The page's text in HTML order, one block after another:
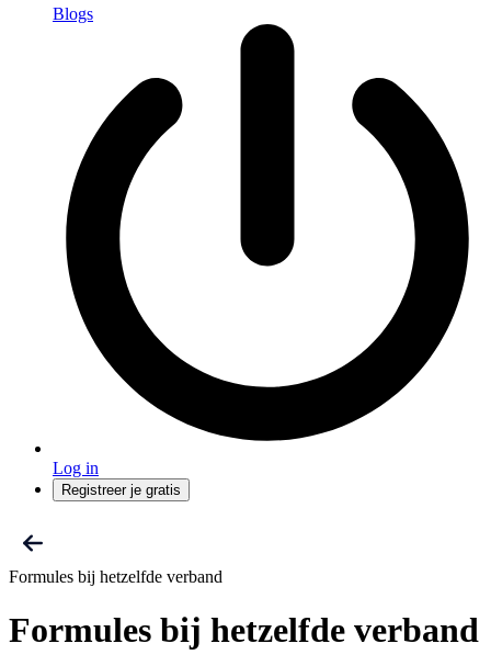
Blogs
Log in
Registreer je gratis
Formules bij hetzelfde verband
Formules bij hetzelfde verband